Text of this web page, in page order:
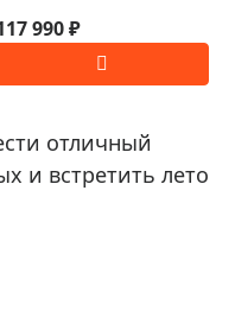
990 ₽
отличный
и встретить лето